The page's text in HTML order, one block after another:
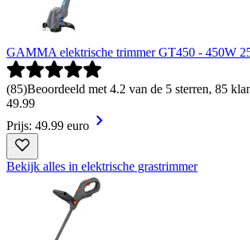
GAMMA elektrische trimmer GT450 - 450W
(85)Beoordeeld met 4.2 van de 5 sterren, 85
49.99
Prijs: 49.99 euro
Bekijk alles in elektrische grastrimmer